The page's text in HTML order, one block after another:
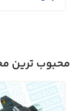
محبوب ترین